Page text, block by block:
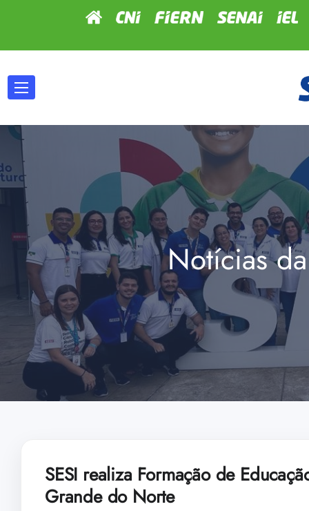
Notícias
SESI realiza Formação de
Grande do Norte